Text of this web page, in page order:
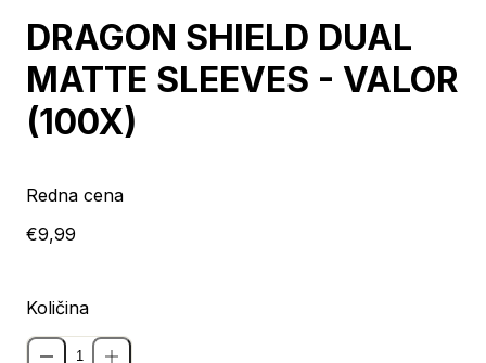
DRAGON SHIELD DUAL
MATTE SLEEVES - VALOR
(100X)
Redna cena
€9,99
Količina